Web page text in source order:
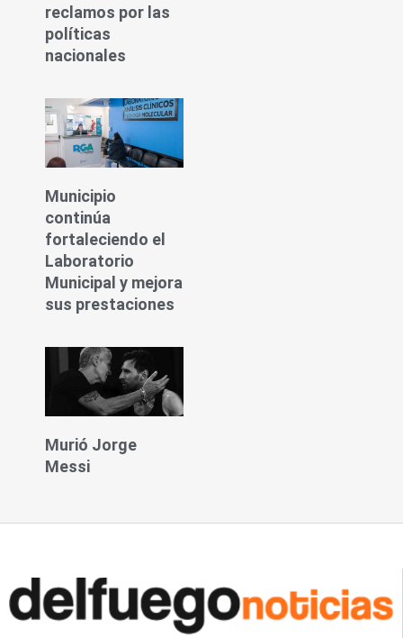
reclamos por las
políticas
nacionales
Municipio
continúa
fortaleciendo el
Laboratorio
Municipal y mejora
sus prestaciones
Murió Jorge
Messi